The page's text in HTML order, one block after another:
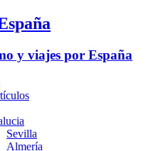
y viajes por España
Sevilla
Almería